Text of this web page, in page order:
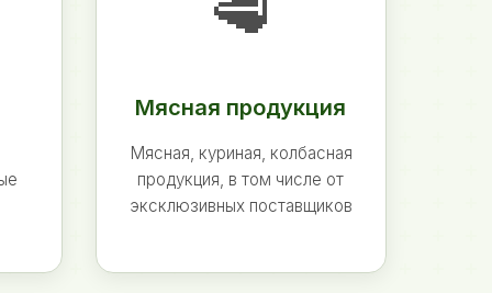
Мясная продукция
Мясная, куриная, колбасная
продукция, в том числе от
эксклюзивных поставщиков